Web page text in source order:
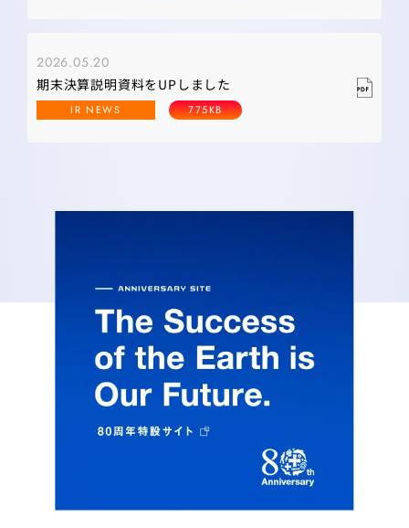
2026.05.20
期末決算説明資料をUPしました
IR NEWS 775KB